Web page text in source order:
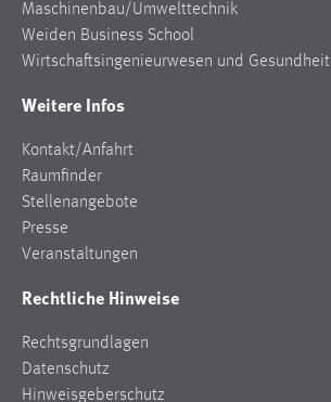
Maschinenbau/Umwelttechnik
Weiden Business School
Wirtschaftsingenieurwesen und Gesundheit
Weitere Infos
Kontakt/Anfahrt
Raumfinder
Stellenangebote
Presse
Veranstaltungen
Rechtliche Hinweise
Rechtsgrundlagen
Datenschutz
Hinweisgeberschutz